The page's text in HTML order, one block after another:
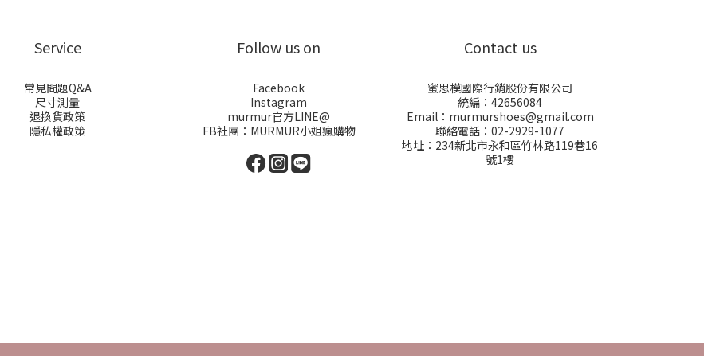
Service
常見問題Q&A
尺寸測量
退換貨政策
隱私權政策
Follow us on
Facebook
Instagram
murmur官方LINE@
FB社團： MURMUR小姐瘋購物
Contact us
蜜思模國際行銷股份有限公司
統編：42656084
Email：murmurshoes@gmail.com
聯絡電話：02-2929-1077
地址：234新北市永和區竹林路119巷16
號1樓